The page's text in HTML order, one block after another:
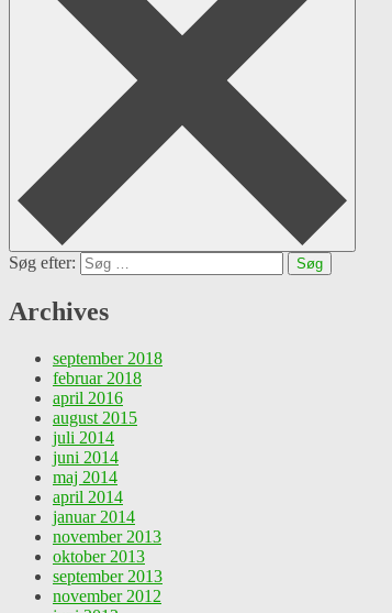
Søg efter:
Archives
september 2018
februar 2018
april 2016
august 2015
juli 2014
juni 2014
maj 2014
april 2014
januar 2014
november 2013
oktober 2013
september 2013
november 2012